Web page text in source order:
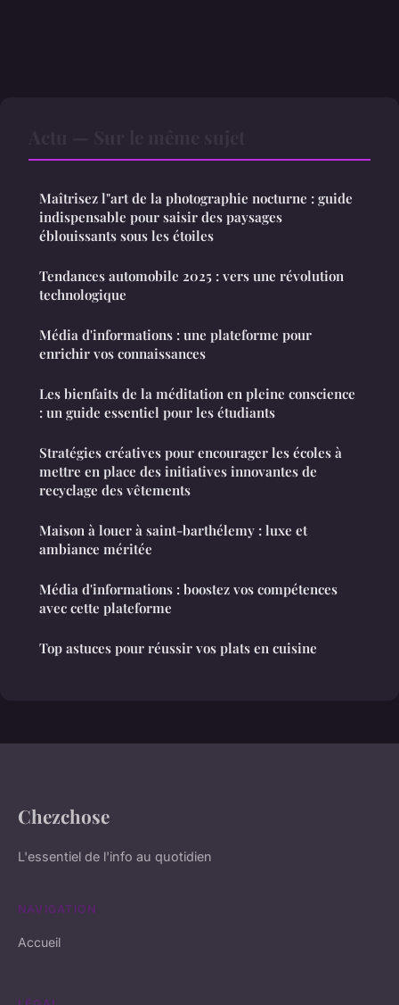
Maîtrisez l"art de la photographie nocturne : guide
indispensable pour saisir des paysages
éblouissants sous les étoiles
Tendances automobile 2025 : vers une révolution
technologique
Média d'informations : une plateforme pour
enrichir vos connaissances
Les bienfaits de la méditation en pleine conscience
: un guide essentiel pour les étudiants
Stratégies créatives pour encourager les écoles à
mettre en place des initiatives innovantes de
recyclage des vêtements
Maison à louer à saint-barthélemy : luxe et
ambiance méritée
Média d'informations : boostez vos compétences
avec cette plateforme
Top astuces pour réussir vos plats en cuisine
Chezchose
L'essentiel de l'info au quotidien
NAVIGATION
Accueil